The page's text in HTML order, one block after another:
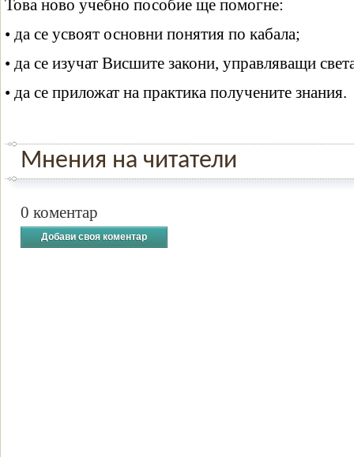
Това ново учебно пособие ще помогне:
• да се усвоят основни понятия по кабала;
• да се изучат Висшите закони, управляващи
• да се приложат на практика получените знания.
Мнения на читатели
0 коментар
Добави своя коментар